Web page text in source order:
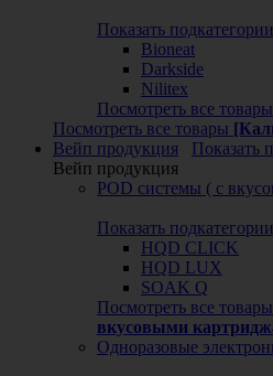
Показать подкатегории
Bioneat
Darkside
Nilitex
Посмотреть все товары
Посмотреть все товары
Вейп продукция
Показать
Вейп продукция
POD системы ( с
Показать подкатегории
HQD CLICK
HQD LUX
SOAK Q
Посмотреть все товары
вкусовыми
Одноразовые